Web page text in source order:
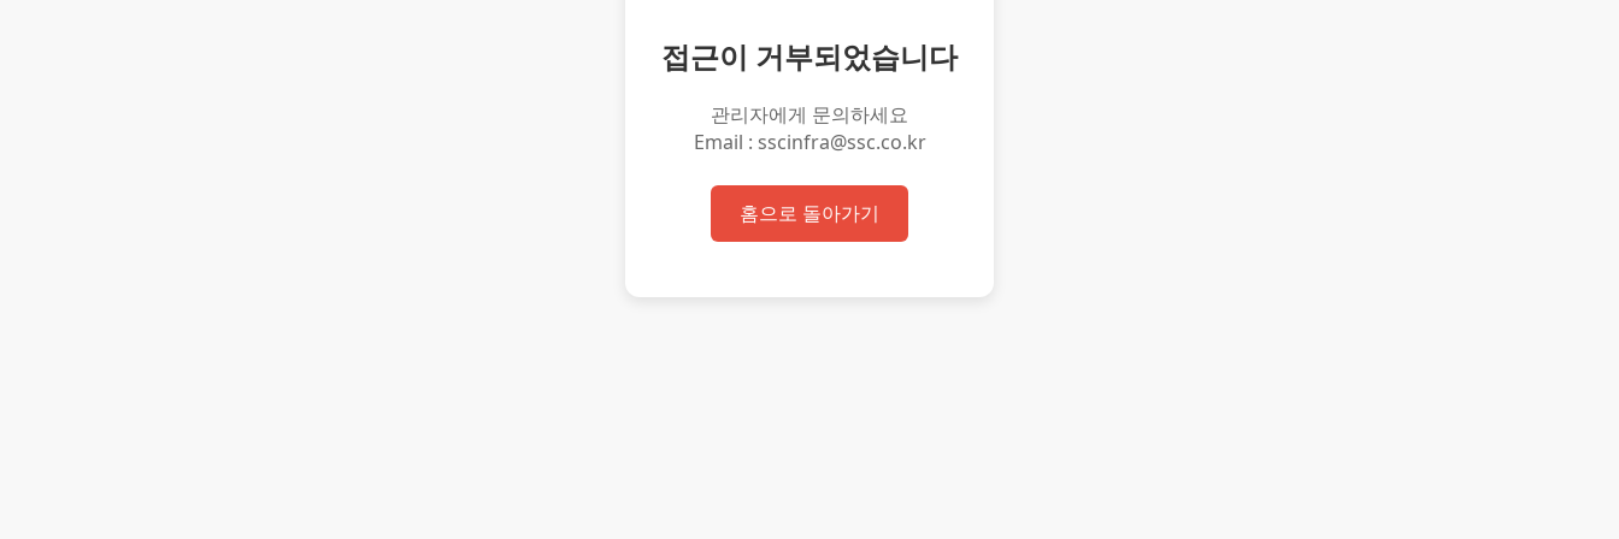
접근이 거부되었습니다
관리자에게 문의하세요
Email : sscinfra@ssc.co.kr
홈으로 돌아가기